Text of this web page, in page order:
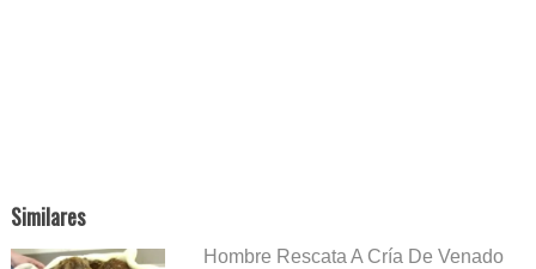
Similares
Hombre Rescata A Cría De Venado